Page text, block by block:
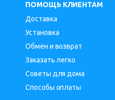
ПОМОЩЬ КЛИЕНТАМ
Доставка
Установка
Обмен и возврат
Заказать легко
Советы для дома
Способы оплаты